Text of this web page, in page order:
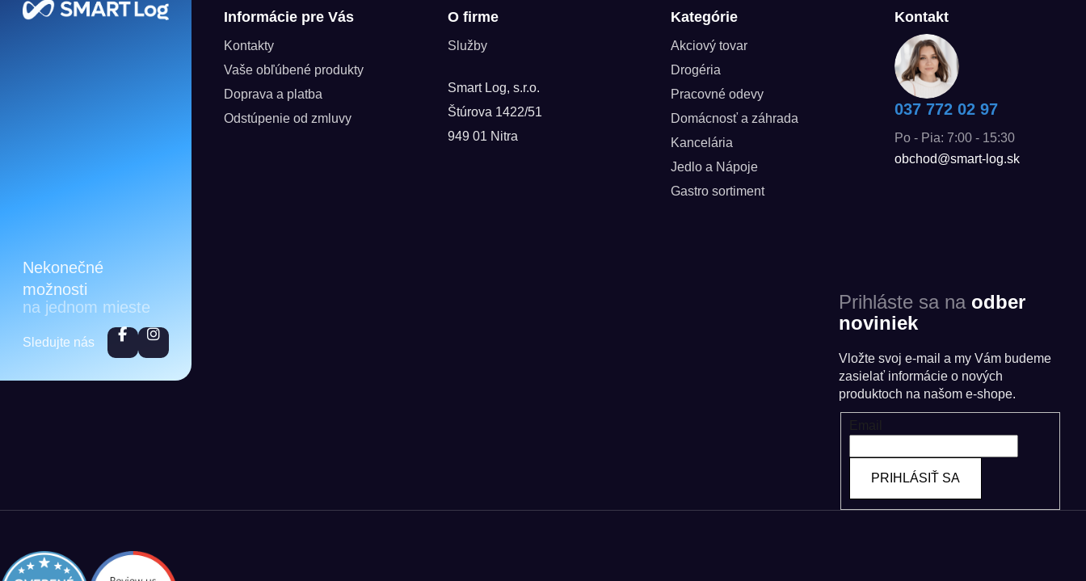
Nekonečné
možnosti
na jednom mieste
Sledujte nás
Informácie pre Vás
Kontakty
Vaše obľúbené produkty
Doprava a platba
Odstúpenie od zmluvy
O firme
Služby
Smart Log, s.r.o.
Štúrova 1422/51
949 01 Nitra
Kategórie
Akciový tovar
Drogéria
Pracovné odevy
Domácnosť a záhrada
Kancelária
Jedlo a Nápoje
Gastro sortiment
Kontakt
037 772 02 97
Po - Pia: 7:00 - 15:30
obchod@smart-log.sk
Prihláste sa na odber
noviniek
Vložte svoj e-mail a my Vám budeme
zasielať informácie o nových
produktoch na našom e-shope.
PRIHLÁSIŤ SA